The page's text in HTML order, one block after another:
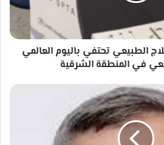
الطبيعي تحتفي باليوم العالمي
في المنطقة الشرقية